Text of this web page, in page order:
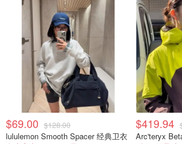
专家警告：滥用奥兹匹克不可取
由好莱坞明星开始的这股减肥风潮，如
众开始效仿。但需要注意的是，将该处
的，会带来一系列的健康风险
——常见副
胃问题及"奥兹匹克脸"（面部凹陷、皱纹
$69.00 $128.00
lululemon Smooth Spacer 经典卫衣
$419.94
Arc'teryx